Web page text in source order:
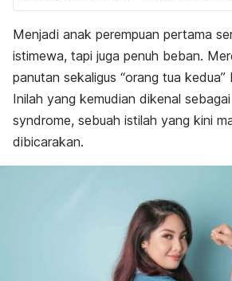
Menjadi anak perempuan pertama
istimewa, tapi juga penuh beban.
panutan sekaligus “orang tua
Inilah yang kemudian dikenal sebagai
syndrome, sebuah istilah yang kini
dibicarakan.